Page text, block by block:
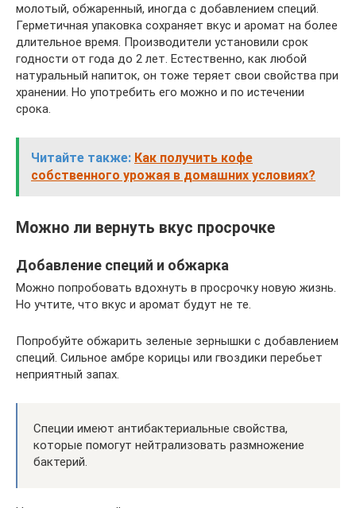
молотый, обжаренный, иногда с добавлением специй.
Герметичная упаковка сохраняет вкус и аромат на более
длительное время. Производители установили срок
годности от года до 2 лет. Естественно, как любой
натуральный напиток, он тоже теряет свои свойства при
хранении. Но употребить его можно и по истечении
срока.
Читайте также: Как получить кофе
собственного урожая в домашних условиях?
Можно ли вернуть вкус просрочке
Добавление специй и обжарка
Можно попробовать вдохнуть в просрочку новую жизнь.
Но учтите, что вкус и аромат будут не те.
Попробуйте обжарить зеленые зернышки с добавлением
специй. Сильное амбре корицы или гвоздики перебьет
неприятный запах.
Специи имеют антибактериальные свойства,
которые помогут нейтрализовать размножение
бактерий.